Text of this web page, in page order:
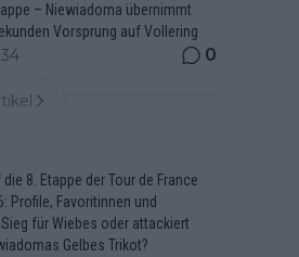
– Niewiadoma übernimmt
Vorsprung auf Vollering
0
8. Etappe der Tour de France
Profile, Favoritinnen und
für Wiebes oder attackiert
Gelbes Trikot?